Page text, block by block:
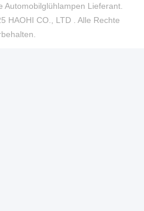
Automobilglühlampen Lieferant.
HAOHI CO., LTD . Alle Rechte